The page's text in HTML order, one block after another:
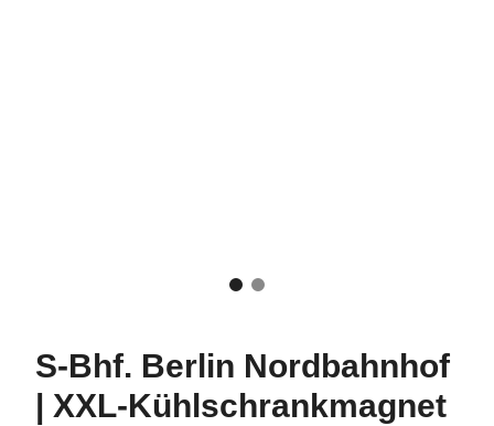
S-Bhf. Berlin Nordbahnhof
| XXL-Kühlschrankmagnet